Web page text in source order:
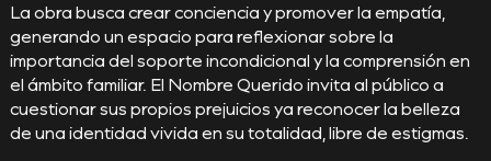
La obra busca crear conciencia y promover la empatía,
generando un espacio para reflexionar sobre la
importancia del soporte incondicional y la comprensión en
el ámbito familiar. El Nombre Querido invita al público a
cuestionar sus propios prejuicios ya reconocer la belleza
de una identidad vivida en su totalidad, libre de estigmas.